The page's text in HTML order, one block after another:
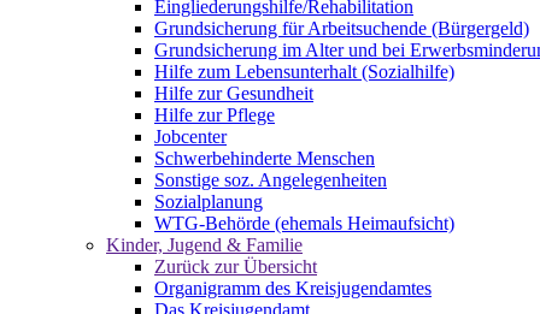
Eingliederungshilfe/Rehabilitation
Grundsicherung für Arbeitsuchende (Bürgergeld)
Grundsicherung im Alter und bei
Hilfe zum Lebensunterhalt (Sozialhilfe)
Hilfe zur Gesundheit
Hilfe zur Pflege
Jobcenter
Schwerbehinderte Menschen
Sonstige soz. Angelegenheiten
Sozialplanung
WTG-Behörde (ehemals Heimaufsicht)
Kinder, Jugend & Familie
Zurück zur Übersicht
Organigramm des Kreisjugendamtes
Das Kreisjugendamt